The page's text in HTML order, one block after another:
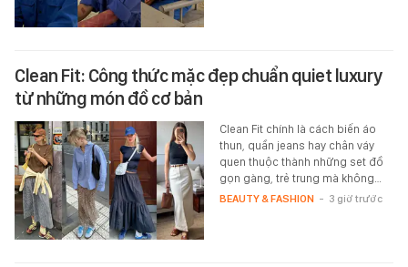
Clean Fit: Công thức mặc đẹp chuẩn quiet luxury
từ những món đồ cơ bản
Clean Fit chính là cách biến áo
thun, quần jeans hay chân váy
quen thuộc thành những set đồ
gọn gàng, trẻ trung mà không…
BEAUTY & FASHION - 3 giờ trước